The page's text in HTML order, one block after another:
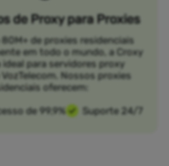
de Proxy para Proxies
de proxies residenciais
em todo o mundo, a Croxy
ideal para servidores proxy
Nossos proxies
oferecem:
de 99,9%
Suporte 24/7